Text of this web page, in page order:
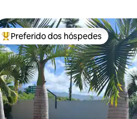
Entre os melhores preferidos dos
Preferido dos hóspedes